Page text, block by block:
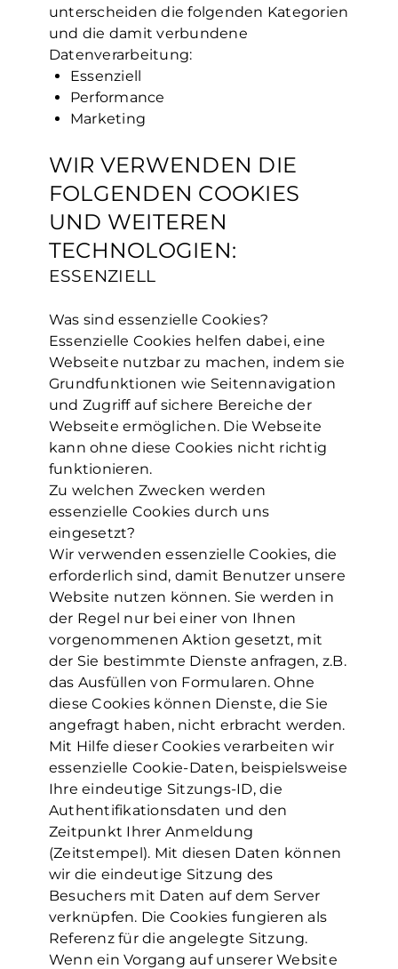
unterscheiden die folgenden Kategorien
und die damit verbundene
Datenverarbeitung:
Essenziell
Performance
Marketing
WIR VERWENDEN DIE
FOLGENDEN COOKIES
UND WEITEREN
TECHNOLOGIEN:
ESSENZIELL
Was sind essenzielle Cookies?
Essenzielle Cookies helfen dabei, eine
Webseite nutzbar zu machen, indem sie
Grundfunktionen wie Seitennavigation
und Zugriff auf sichere Bereiche der
Webseite ermöglichen. Die Webseite
kann ohne diese Cookies nicht richtig
funktionieren.
Zu welchen Zwecken werden
essenzielle Cookies durch uns
eingesetzt?
Wir verwenden essenzielle Cookies, die
erforderlich sind, damit Benutzer unsere
Website nutzen können. Sie werden in
der Regel nur bei einer von Ihnen
vorgenommenen Aktion gesetzt, mit
der Sie bestimmte Dienste anfragen, z.B.
das Ausfüllen von Formularen. Ohne
diese Cookies können Dienste, die Sie
angefragt haben, nicht erbracht werden.
Mit Hilfe dieser Cookies verarbeiten wir
essenzielle Cookie-Daten, beispielsweise
Ihre eindeutige Sitzungs-ID, die
Authentifikationsdaten und den
Zeitpunkt Ihrer Anmeldung
(Zeitstempel). Mit diesen Daten können
wir die eindeutige Sitzung des
Besuchers mit Daten auf dem Server
verknüpfen. Die Cookies fungieren als
Referenz für die angelegte Sitzung.
Wenn ein Vorgang auf unserer Website